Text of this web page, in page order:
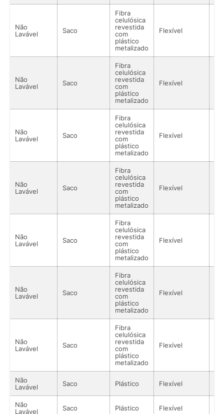
Não
Lavável
Saco
Fibra
celulósica
revestida
com
plástico
metalizado
Flexível
Não
Lavável
Saco
Fibra
celulósica
revestida
com
plástico
metalizado
Flexível
Não
Lavável
Saco
Fibra
celulósica
revestida
com
plástico
metalizado
Flexível
Não
Lavável
Saco
Fibra
celulósica
revestida
com
plástico
metalizado
Flexível
Não
Lavável
Saco
Fibra
celulósica
revestida
com
plástico
metalizado
Flexível
Não
Lavável
Saco
Fibra
celulósica
revestida
com
plástico
metalizado
Flexível
Não
Lavável
Saco
Fibra
celulósica
revestida
com
plástico
metalizado
Flexível
Não
Lavável
Saco Plástico Flexível
Não
Lavável
Saco Plástico Flexível